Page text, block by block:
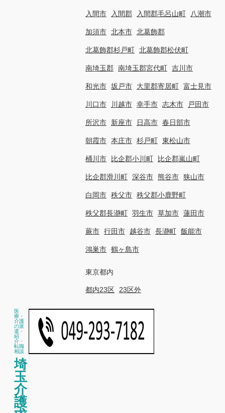
入間市 入間郡 入間郡毛呂山町 八潮市
加須市 北本市 北葛飾郡
北葛飾郡杉戸町 北葛飾郡松伏町
南埼玉郡 南埼玉郡宮代町 吉川市
和光市 坂戸市 大里郡寄居町 富士見市
川口市 川越市 幸手市 志木市 戸田市
所沢市 新座市 日高市 春日部市
朝霞市 本庄市 杉戸町 東松山市
桶川市 比企郡小川町 比企郡嵐山町
比企郡滑川町 深谷市 熊谷市 狭山市
白岡市 秩父市 秩父郡小鹿野町
秩父郡長瀞町 羽生市 草加市 蓮田市
蕨市 行田市 越谷市 長瀞町 飯能市
鴻巣市 鶴ヶ島市
東京都内
都内23区 23区外
医
療・
介護
の派
遣・
紹
介・
転職
相談
埼
玉
介
護